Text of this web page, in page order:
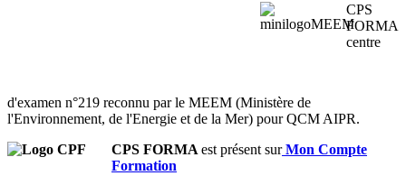
CPS
FORMA
centre
d'examen n°219 reconnu par le MEEM (Ministère de
l'Environnement, de l'Energie et de la Mer) pour QCM AIPR.
CPS FORMA est présent surMon Compte
Formation